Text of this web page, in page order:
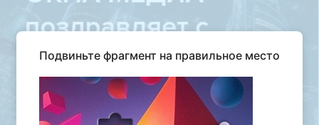
Подвиньте фрагмент на правильное место